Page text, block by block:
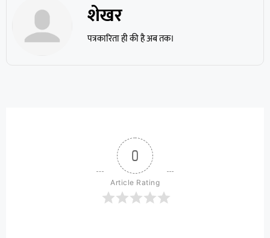
शेखर
पत्रकारिता ही की है अब तक।
0
Article Rating